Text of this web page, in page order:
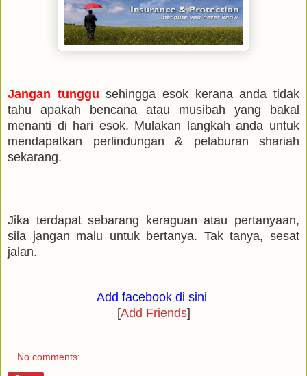
Jangan tunggu sehingga esok kerana anda tidak
tahu apakah bencana atau musibah yang bakal
menanti di hari esok. Mulakan langkah anda untuk
mendapatkan perlindungan & pelaburan shariah
sekarang.
Jika terdapat sebarang keraguan atau pertanyaan,
sila jangan malu untuk bertanya. Tak tanya, sesat
jalan.
Add facebook di sini
[Add Friends]
No comments: